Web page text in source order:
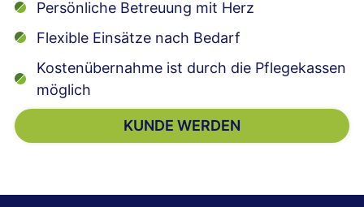
Persönliche Betreuung mit Herz
Flexible Einsätze nach Bedarf
Kostenübernahme ist durch die Pflegekassen
möglich
KUNDE WERDEN